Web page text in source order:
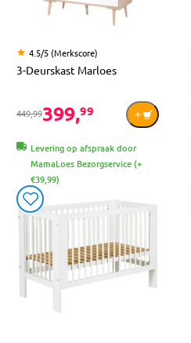
4.5/5 (Merkscore)
3-Deurskast Marloes
449,99399,99
Levering op afspraak door
MamaLoes Bezorgservice (+
€39,99)